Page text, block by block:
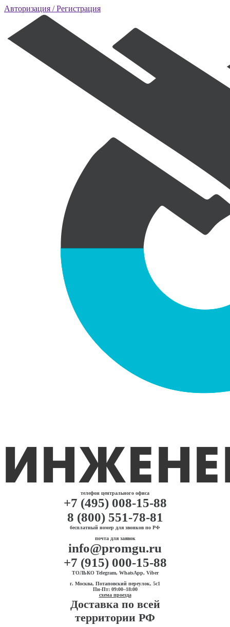
Авторизация / Регистрация
телефон центрального офиса
+7 (495) 008-15-88
8 (800) 551-78-81
бесплатный номер для звонков по РФ
почта для заявок
info@promgu.ru
+7 (915) 000-15-88
ТОЛЬКО Telegram, WhatsApp, Viber
г. Москва, Потаповский переулок, 5с1
Пн-Пт: 09:00–18:00
схема проезда
Доставка по всей
территории РФ